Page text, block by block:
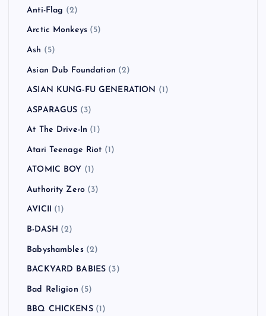
Anti-Flag (2)
Arctic Monkeys (5)
Ash (5)
Asian Dub Foundation (2)
ASIAN KUNG-FU GENERATION (1)
ASPARAGUS (3)
At The Drive-In (1)
Atari Teenage Riot (1)
ATOMIC BOY (1)
Authority Zero (3)
AVICII (1)
B-DASH (2)
Babyshambles(2)
BACKYARD BABIES (3)
Bad Religion (5)
BBQ CHICKENS(1)